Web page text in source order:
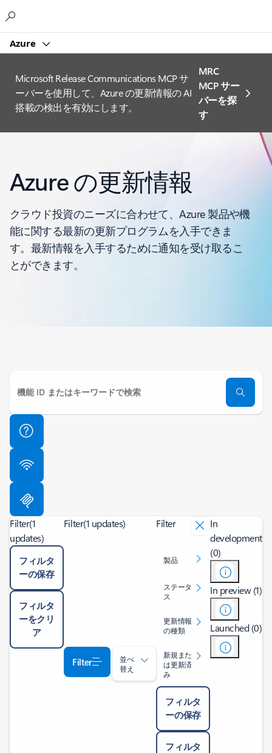
Azure
Microsoft Release Communications MCP サ
ーバーを使用して、Azure の更新情報の AI
搭載の検出を有効にします。
MRC
MCP サー
バーを探
す
Azure の更新情報
クラウド投資のニーズに合わせて、Azure 製品や機
能に関する最新の更新プログラムを入手できま
す。最新情報を入手するために通知を受け取るこ
とができます。
Filter(1
updates)
フィルタ
ーの保存
フィルタ
ーをクリ
ア
Filter(1 updates)
Filter
並べ
替え
Filter
製品
ステータ
ス
更新情報
の種類
新規また
は更新済
み
フィルタ
ーの保存
フィルタ
In
development
(0)
In preview (1)
Launched (0)